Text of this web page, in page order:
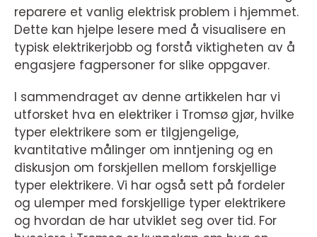
reparere et vanlig elektrisk problem i hjemmet.
Dette kan hjelpe lesere med å visualisere en
typisk elektrikerjobb og forstå viktigheten av å
engasjere fagpersoner for slike oppgaver.
I sammendraget av denne artikkelen har vi
utforsket hva en elektriker i Tromsø gjør, hvilke
typer elektrikere som er tilgjengelige,
kvantitative målinger om inntjening og en
diskusjon om forskjellen mellom forskjellige
typer elektrikere. Vi har også sett på fordeler
og ulemper med forskjellige typer elektrikere
og hvordan de har utviklet seg over tid. For